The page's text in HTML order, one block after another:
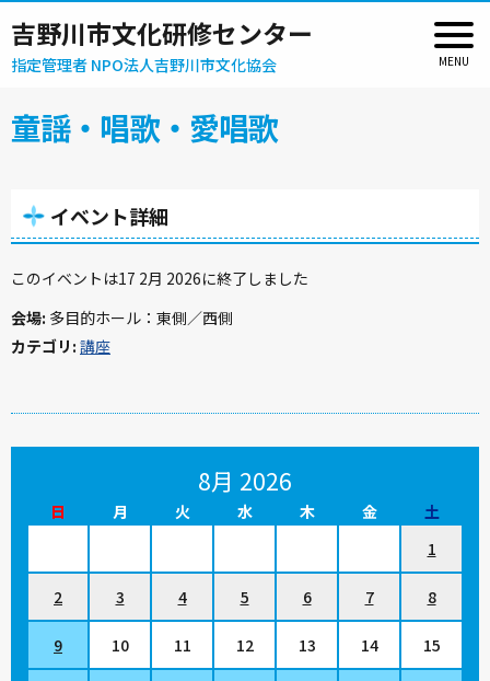
吉野川市文化研修センター
指定管理者 NPO法人吉野川市文化協会
童謡・唱歌・愛唱歌
イベント詳細
このイベントは17 2月 2026に終了しました
会場: 多目的ホール：東側／西側
カテゴリ: 講座
8月 2026
日 月 火 水 木 金
土
1
2 3 4 5 6 7 8
9 10 11 12 13 14 15